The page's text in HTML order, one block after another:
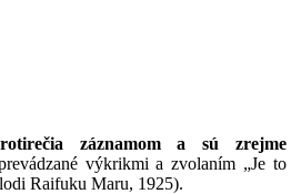
záznamom a sú zrejme
výkrikmi a zvolaním „Je to
Raifuku Maru, 1925).